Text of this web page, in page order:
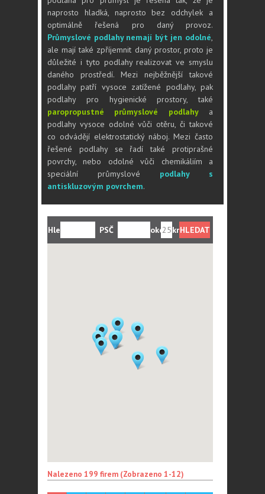
naprosto hladká, naprosto bez odchylek a
optimálně řešená pro daný provoz.
Průmyslové podlahy nemají být jen odolné,
ale mají také zpříjemnit daný prostor, proto je
důležité i tyto podlahy realizovat ve smyslu
daného prostředí. Mezi nejběžnější takové
podlahy patří vysoce zatížené podlahy, pak
podlahy pro hygienické prostory, také
paropropustné průmyslové podlahya
podlahy vysoce odolné vůči otěru, či takové
co odvádějí elektrostatický náboj. Mezi často
řešené podlahy se řadí také protiprašné
povrchy, nebo odolné vůči chemikáliím a
speciální průmyslové podlahy s
antiskluzovým povrchem.
Hledám:
PSČ
nebo
okolí: km
Nalezeno 199 firem (Zobrazeno 1-12)